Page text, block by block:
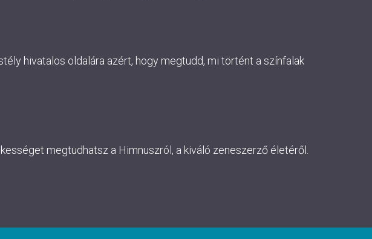
hivatalos oldalára azért, hogy megtudd, mi történt a színfalak
megtudhatsz a Himnuszról, a kiváló zeneszerző életéről.